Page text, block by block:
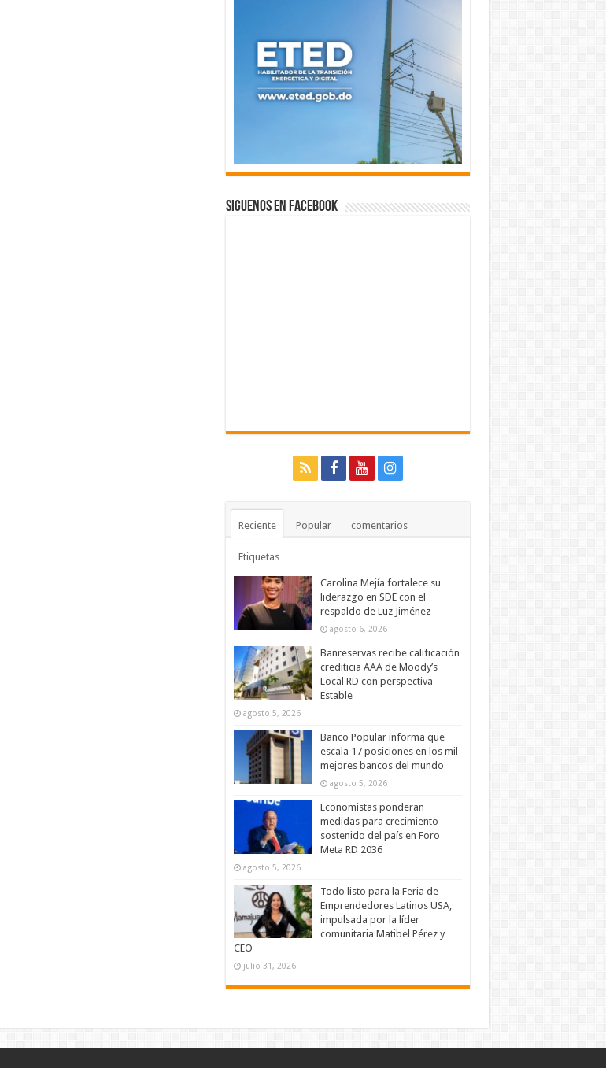
Siguenos en Facebook
Reciente Popular comentarios
Etiquetas
Carolina Mejía fortalece su
liderazgo en SDE con el
respaldo de Luz Jiménez
agosto 6, 2026
Banreservas recibe calificación
crediticia AAA de Moody’s
Local RD con perspectiva
Estable
agosto 5, 2026
Banco Popular informa que
escala 17 posiciones en los mil
mejores bancos del mundo
agosto 5, 2026
Economistas ponderan
medidas para crecimiento
sostenido del país en Foro
Meta RD 2036
agosto 5, 2026
Todo listo para la Feria de
Emprendedores Latinos USA,
impulsada por la líder
comunitaria Matibel Pérez y
CEO
julio 31, 2026